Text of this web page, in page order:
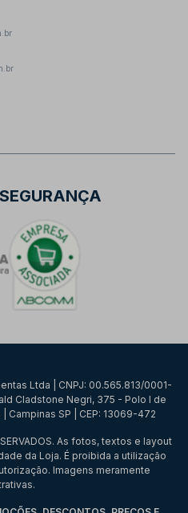
Ltda | CNPJ: 00.565.813/0001-
Cladstone Negri, 375 - Polo I de
Campinas SP | CEP: 13069-472
As fotos, textos e layout
da Loja. É proibida a utilização
Imagens meramente